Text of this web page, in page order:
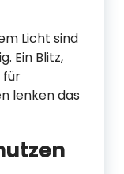
Licht sind
Ein Blitz,
für
lenken das